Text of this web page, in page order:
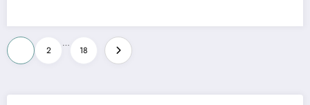
Paginación
de
entradas
2
…
18